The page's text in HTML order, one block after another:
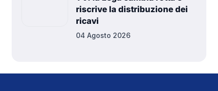
riscrive la distribuzione dei
ricavi
04 Agosto 2026